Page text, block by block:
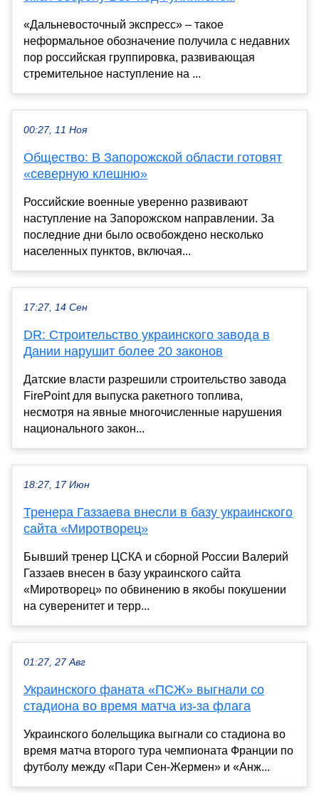
«Дальневосточный экспресс» – такое
неформальное обозначение получила с недавних
пор российская группировка, развивающая
стремительное наступление на ...
00:27, 11 Ноя
Общество: В Запорожской области готовят
«северную клешню»
Российские военные уверенно развивают
наступление на Запорожском направлении. За
последние дни было освобождено несколько
населенных пунктов, включая...
17:27, 14 Сен
DR: Строительство украинского завода в
Дании нарушит более 20 законов
Датские власти разрешили строительство завода
FirePoint для выпуска ракетного топлива,
несмотря на явные многочисленные нарушения
национального закон...
18:27, 17 Июн
Тренера Газзаева внесли в базу украинского
сайта «Миротворец»
Бывший тренер ЦСКА и сборной России Валерий
Газзаев внесен в базу украинского сайта
«Миротворец» по обвинению в якобы покушении
на суверенитет и терр...
01:27, 27 Авг
Украинского фаната «ПСЖ» выгнали со
стадиона во время матча из-за флага
Украинского болельщика выгнали со стадиона во
время матча второго тура чемпионата Франции по
футболу между «Пари Сен-Жермен» и «Анж...